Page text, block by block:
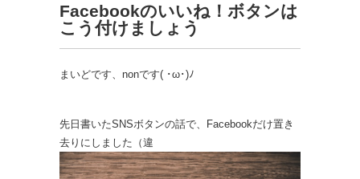
Facebookのいいね！ボタンは
こう付けましょう
まいどです、nonです( ･ω･)ﾉ
先日書いたSNSボタンの話で、Facebookだけ置き
去りにしました（違